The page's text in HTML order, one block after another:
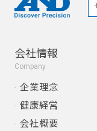
会社情報
Company
企業理念
健康経営
会社概要